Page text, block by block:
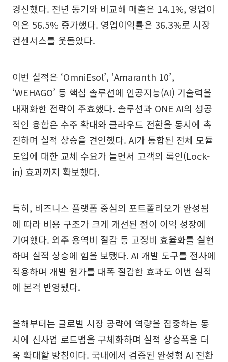
경신했다. 전년 동기와 비교해 매출은 14.1%, 영업이
익은 56.5% 증가했다. 영업이익률은 36.3%로 시장
컨센서스를 웃돌았다.
이번 실적은 ‘OmniEsol’, ‘Amaranth 10’,
‘WEHAGO’ 등 핵심 솔루션에 인공지능(AI) 기술력을
내재화한 전략이 주효했다. 솔루션과 ONE AI의 성공
적인 융합은 수주 확대와 클라우드 전환을 동시에 촉
진하며 실적 상승을 견인했다. AI가 통합된 전체 모듈
도입에 대한 교체 수요가 늘면서 고객의 록인(Lock-
in) 효과까지 확보했다.
특히, 비즈니스 플랫폼 중심의 포트폴리오가 완성됨
에 따라 비용 구조가 크게 개선된 점이 이익 성장에
기여했다. 외주 용역비 절감 등 고정비 효율화를 실현
하며 실적 상승에 힘을 보탰다. AI 개발 도구를 전사에
적용하며 개발 원가를 대폭 절감한 효과도 이번 실적
에 본격 반영됐다.
올해부터는 글로벌 시장 공략에 역량을 집중하는 동
시에 신사업 로드맵을 구체화하며 실적 상승폭을 더
욱 확대할 방침이다. 국내에서 검증된 완성형 AI 전환